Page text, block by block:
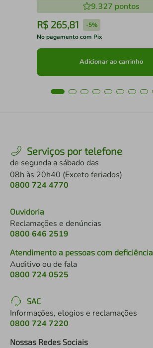
9.327 pontos
R$ 265,81 -5%
No pagamento com Pix
Adicionar ao carrinho
Serviços por telefone
de segunda a sábado das
08h às 20h40 (Exceto feriados)
0800 724 4770
Ouvidoria
Reclamações e denúncias
0800 646 2519
Atendimento a pessoas com deficiência
Auditivo ou de fala
0800 724 0525
SAC
Informações, elogios e reclamações
0800 724 7220
Nossas Redes Sociais